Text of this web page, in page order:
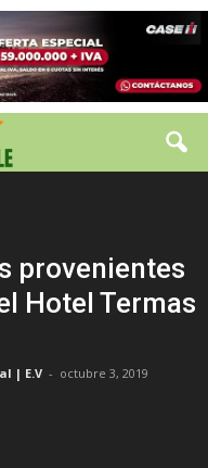
provenientes
Hotel Termas
| E.V - octubre 3, 2019